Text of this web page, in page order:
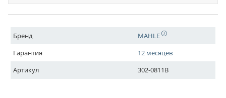
Бренд
MAHLE
Гарантия
12 месяцев
Артикул
302-0811B